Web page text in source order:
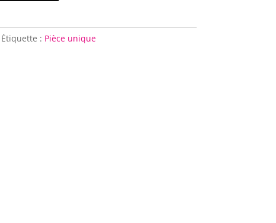
Étiquette : Pièce unique